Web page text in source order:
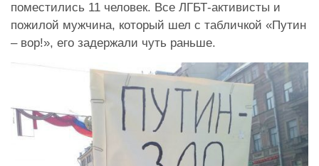
поместились 11 человек. Все ЛГБТ-активисты и
пожилой мужчина, который шел с табличкой «Путин
– вор!», его задержали чуть раньше.